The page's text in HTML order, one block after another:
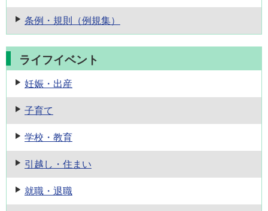
条例・規則 （例規集）
ライフイベント
妊娠・出産
子育て
学校・教育
引越し・住まい
就職・退職